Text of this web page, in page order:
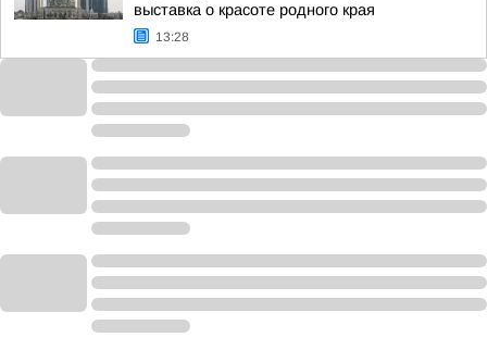
выставка о красоте родного края
13:28